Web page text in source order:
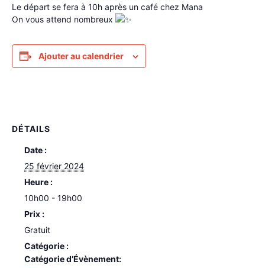
Le départ se fera à 10h après un café chez Mana
On vous attend nombreux
Ajouter au calendrier
DÉTAILS
Date :
25 février 2024
Heure :
10h00 - 19h00
Prix :
Gratuit
Catégorie d’Évènement: